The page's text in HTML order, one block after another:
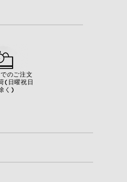
のご注文
(日曜祝日
く)